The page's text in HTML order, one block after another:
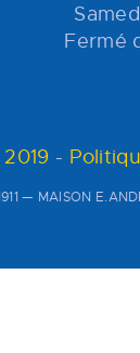
Fermé
-
— MAISON